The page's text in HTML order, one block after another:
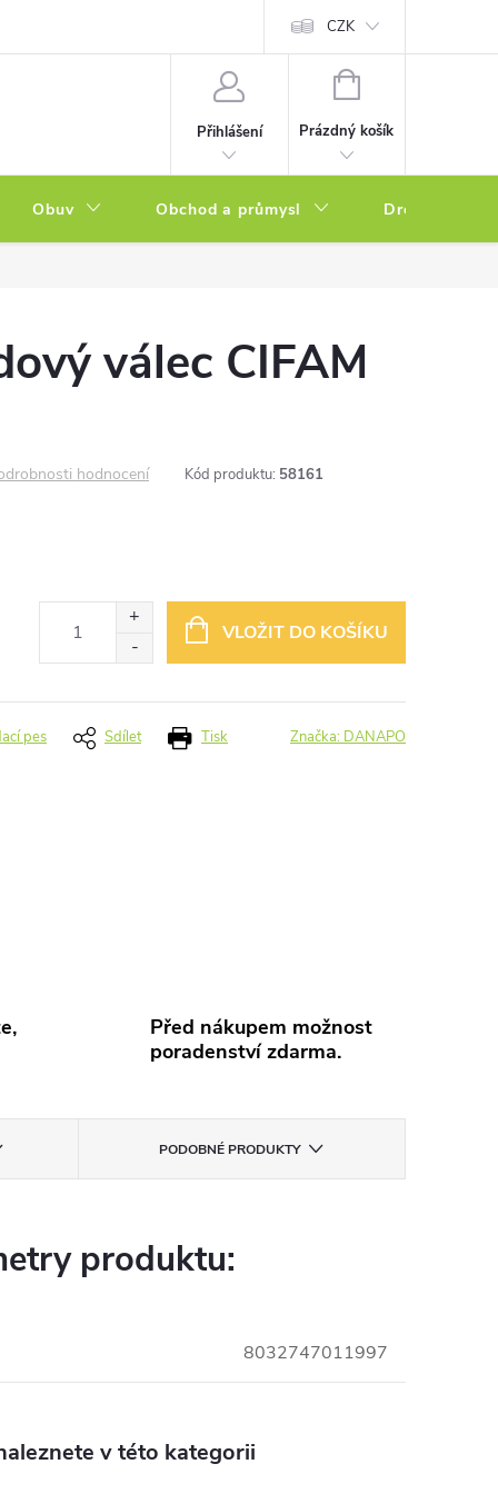
zboží Podmínky ochrany osobních údajů Soubory cookies
CZK
Přihlášení
NÁKUPNÍ
Prázdný košík
Obuv Obchod a průmysl Drogerie
válec CIFAM
hodnocení Kód produktu: 58161
VLOŽIT DO KOŠÍKU
Tisk
pes Sdílet Značka: DANAPO
Před nákupem možnost
poradenství zdarma.
PODOBNÉ PRODUKTY
produktu:
8032747011997
v této kategorii